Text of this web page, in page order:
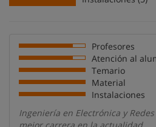
Profesores
Atención al
Temario
Material
Instalaciones
Ingeniería en Electrónica y